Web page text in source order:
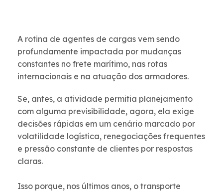
A rotina de agentes de cargas vem sendo
profundamente impactada por mudanças
constantes no frete marítimo, nas rotas
internacionais e na atuação dos armadores.
Se, antes, a atividade permitia planejamento
com alguma previsibilidade, agora, ela exige
decisões rápidas em um cenário marcado por
volatilidade logística, renegociações frequentes
e pressão constante de clientes por respostas
claras.
Isso porque, nos últimos anos, o transporte